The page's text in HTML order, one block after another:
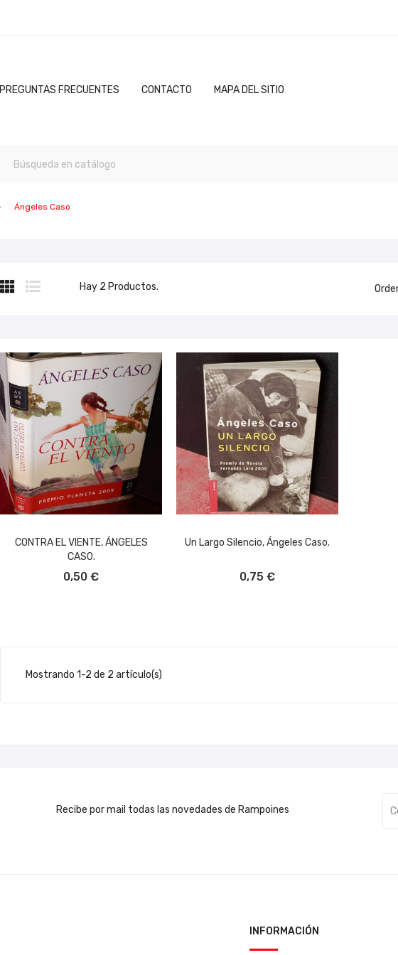
PREGUNTAS FRECUENTES CONTACTO MAPA DEL SITIO
Ángeles Caso
Hay 2 Productos.
CONTRA EL VIENTE, ÁNGELES
CASO.
0,50 €
Un Largo Silencio, Ángeles Caso.
0,75 €
Mostrando 1-2 de 2 artículo(s)
Recibe por mail todas las novedades de Rampoines
INFORMACIÓN